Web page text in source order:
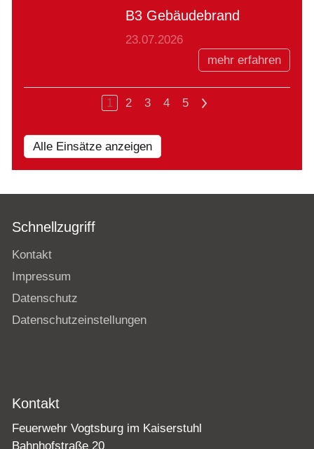
B3 Gebäudebrand
23.07.2026
mehr erfahren
1 2 3 4 5 >
Alle Einsätze anzeigen
Schnellzugriff
Kontakt
Impressum
Datenschutz
Datenschutzeinstellungen
Kontakt
Feuerwehr Vogtsburg im Kaiserstuhl
Bahnhofstraße 20